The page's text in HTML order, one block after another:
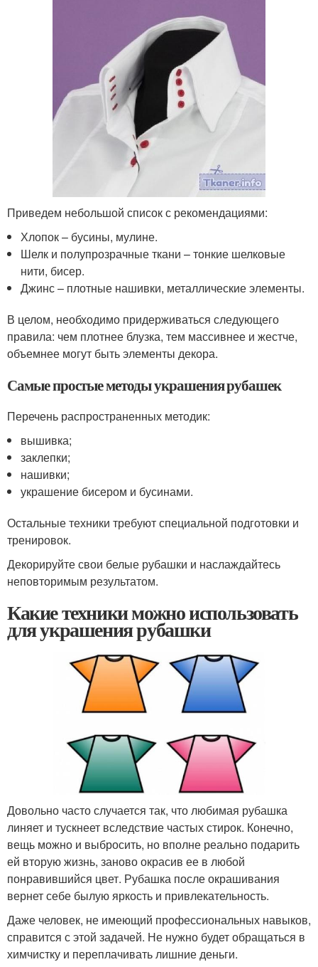
Приведем небольшой список с рекомендациями:
Хлопок – бусины, мулине.
Шелк и полупрозрачные ткани – тонкие шелковые
нити, бисер.
Джинс – плотные нашивки, металлические элементы.
В целом, необходимо придерживаться следующего
правила: чем плотнее блузка, тем массивнее и жестче,
объемнее могут быть элементы декора.
Самые простые методы украшения рубашек
Перечень распространенных методик:
вышивка;
заклепки;
нашивки;
украшение бисером и бусинами.
Остальные техники требуют специальной подготовки и
тренировок.
Декорируйте свои белые рубашки и наслаждайтесь
неповторимым результатом.
Какие техники можно использовать
для украшения рубашки
Довольно часто случается так, что любимая рубашка
линяет и тускнеет вследствие частых стирок. Конечно,
вещь можно и выбросить, но вполне реально подарить
ей вторую жизнь, заново окрасив ее в любой
понравившийся цвет. Рубашка после окрашивания
вернет себе былую яркость и привлекательность.
Даже человек, не имеющий профессиональных навыков,
справится с этой задачей. Не нужно будет обращаться в
химчистку и переплачивать лишние деньги.